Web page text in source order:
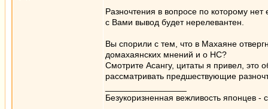
Разночтения в вопросе по которому
с Вами вывод будет нерелевантен.
Вы спорили с тем, что в Махаяне
домахаянских мнений и о НС?
Смотрите Асангу, цитаты я привел, это
рассматривать предшествующие
Безукоризненная вежливость японцев -